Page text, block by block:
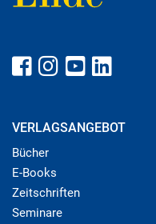
VERLAGSANGEBOT
Bücher
E-Books
Zeitschriften
Seminare